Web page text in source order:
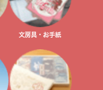
文房具・お手紙